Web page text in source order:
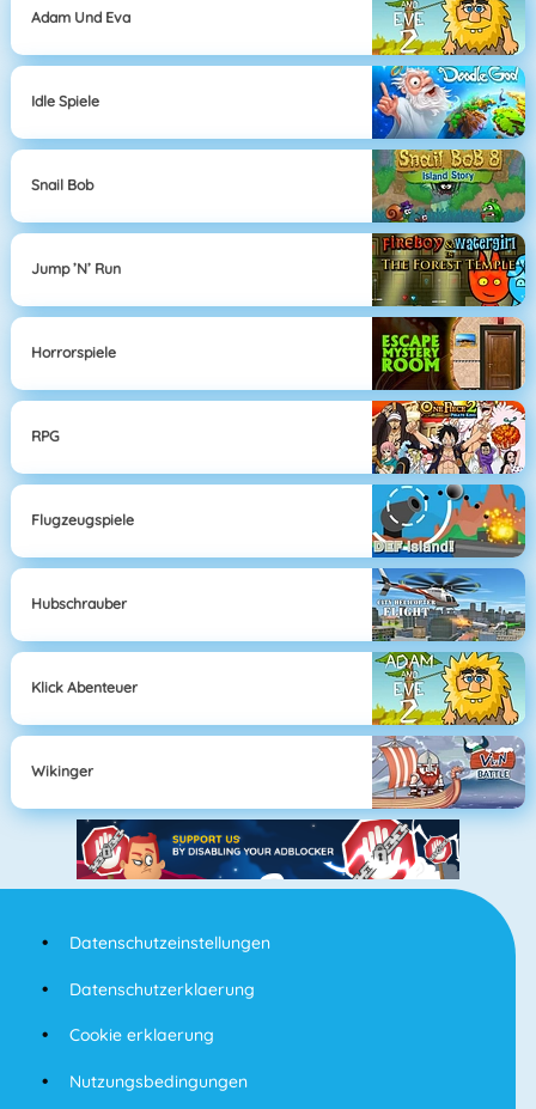
Adam Und Eva
Idle Spiele
Snail Bob
Jump ’n’ Run
Horrorspiele
RPG
Flugzeugspiele
Hubschrauber
Klick Abenteuer
Wikinger
Datenschutzeinstellungen
Datenschutzerklaerung
Cookie erklaerung
Nutzungsbedingungen